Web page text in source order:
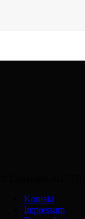
Kontakt
Impressum